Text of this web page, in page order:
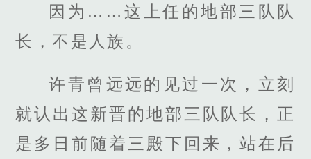
因为……这上任的地部三队队
长，不是人族。
许青曾远远的见过一次，立刻
就认出这新晋的地部三队队长，正
是多日前随着三殿下回来，站在后